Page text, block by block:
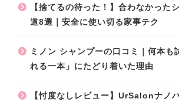
【捨てるの待った！】合わなかった
道8選｜安全に使い切る家事テク
ミノン シャンプーの口コミ｜何本も
れる一本」にたどり着いた理由
【忖度なしレビュー】UrSalonナノ